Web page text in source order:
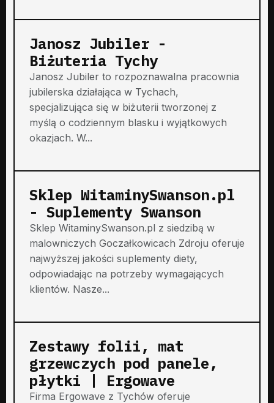
Janosz Jubiler -
Biżuteria Tychy
Janosz Jubiler to rozpoznawalna pracownia
jubilerska działająca w Tychach,
specjalizująca się w biżuterii tworzonej z
myślą o codziennym blasku i wyjątkowych
okazjach. W...
Sklep WitaminySwanson.pl
- Suplementy Swanson
Sklep WitaminySwanson.pl z siedzibą w
malowniczych Goczałkowicach Zdroju oferuje
najwyższej jakości suplementy diety,
odpowiadając na potrzeby wymagających
klientów. Nasze...
Zestawy folii, mat
grzewczych pod panele,
płytki | Ergowave
Firma Ergowave z Tychów oferuje